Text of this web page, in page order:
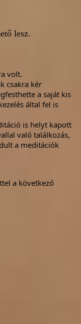
lesz.
volt.
csakra kér
a saját kis
által fel is
is helyt kapott
való találkozás,
a meditációk
a következő